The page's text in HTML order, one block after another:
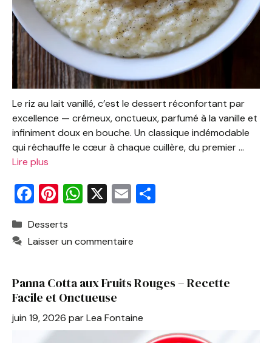
Le riz au lait vanillé, c’est le dessert réconfortant par
excellence — crémeux, onctueux, parfumé à la vanille et
infiniment doux en bouche. Un classique indémodable
qui réchauffe le cœur à chaque cuillère, du premier …
Lire plus
F
c
e
o
o
k
Pi
er
e
W
s
p
p
X E
l
Catégories
Desserts
Laisser un commentaire
Panna Cotta aux Fruits Rouges – Recette
Facile et Onctueuse
juin 19, 2026 parLea Fontaine